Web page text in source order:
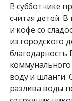
В субботнике
считая детей.
и кофе со
из городского
благодарность
воду и шланги.
разлива воды